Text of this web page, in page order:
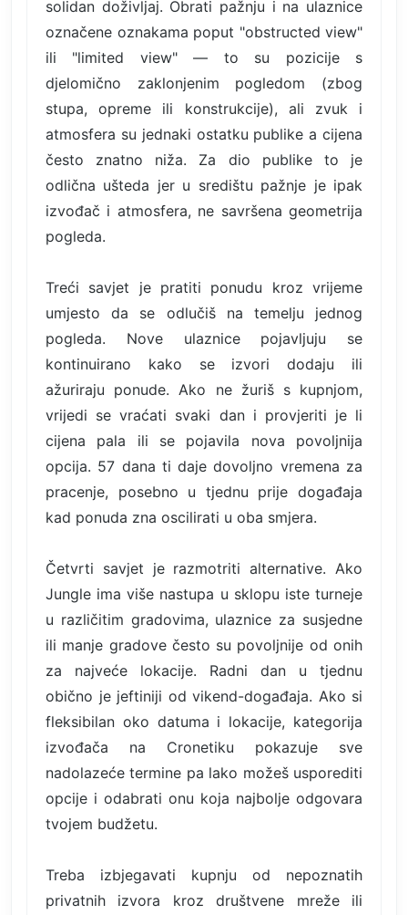
solidan doživljaj. Obrati pažnju i na ulaznice
označene oznakama poput "obstructed view"
ili "limited view" — to su pozicije s
djelomično zaklonjenim pogledom (zbog
stupa, opreme ili konstrukcije), ali zvuk i
atmosfera su jednaki ostatku publike a cijena
često znatno niža. Za dio publike to je
odlična ušteda jer u središtu pažnje je ipak
izvođač i atmosfera, ne savršena geometrija
pogleda.
Treći savjet je pratiti ponudu kroz vrijeme
umjesto da se odlučiš na temelju jednog
pogleda. Nove ulaznice pojavljuju se
kontinuirano kako se izvori dodaju ili
ažuriraju ponude. Ako ne žuriš s kupnjom,
vrijedi se vraćati svaki dan i provjeriti je li
cijena pala ili se pojavila nova povoljnija
opcija. 57 dana ti daje dovoljno vremena za
pracenje, posebno u tjednu prije događaja
kad ponuda zna oscilirati u oba smjera.
Četvrti savjet je razmotriti alternative. Ako
Jungle ima više nastupa u sklopu iste turneje
u različitim gradovima, ulaznice za susjedne
ili manje gradove često su povoljnije od onih
za najveće lokacije. Radni dan u tjednu
obično je jeftiniji od vikend-događaja. Ako si
fleksibilan oko datuma i lokacije, kategorija
izvođača na Cronetiku pokazuje sve
nadolazeće termine pa lako možeš usporediti
opcije i odabrati onu koja najbolje odgovara
tvojem budžetu.
Treba izbjegavati kupnju od nepoznatih
privatnih izvora kroz društvene mreže ili